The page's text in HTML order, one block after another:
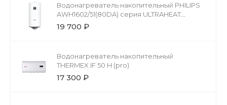
Водонагреватель накопительный PHILIPS
AWH1602/51(80DA) серия ULTRAHEAT
ROUND
19 700 ₽
Водонагреватель накопительный
THERMEX IF 50 H (pro)
17 300 ₽